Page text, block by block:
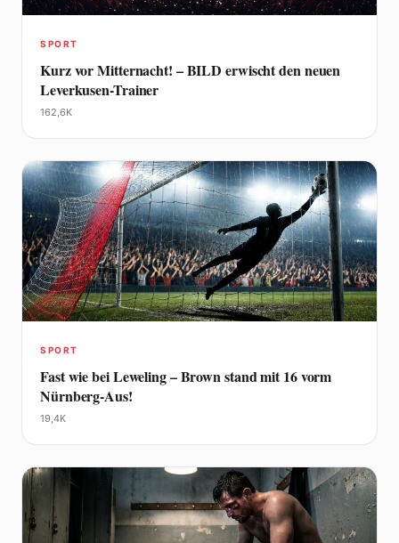
SPORT
Kurz vor Mitternacht! – BILD erwischt den neuen
Leverkusen-Trainer
162,6K
SPORT
Fast wie bei Leweling – Brown stand mit 16 vorm
Nürnberg-Aus!
19,4K